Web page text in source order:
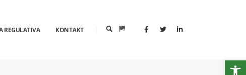
REGULATIVA KONTAKT